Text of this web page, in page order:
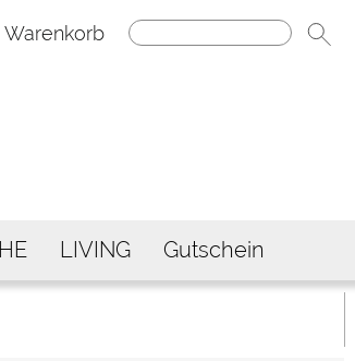
Warenkorb
LIVING Gutschein